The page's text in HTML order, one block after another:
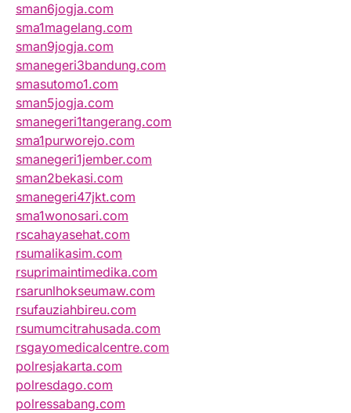
sman6jogja.com
sma1magelang.com
sman9jogja.com
smanegeri3bandung.com
smasutomo1.com
sman5jogja.com
smanegeri1tangerang.com
sma1purworejo.com
smanegeri1jember.com
sman2bekasi.com
smanegeri47jkt.com
sma1wonosari.com
rscahayasehat.com
rsumalikasim.com
rsuprimaintimedika.com
rsarunlhokseumaw.com
rsufauziahbireu.com
rsumumcitrahusada.com
rsgayomedicalcentre.com
polresjakarta.com
polresdago.com
polressabang.com